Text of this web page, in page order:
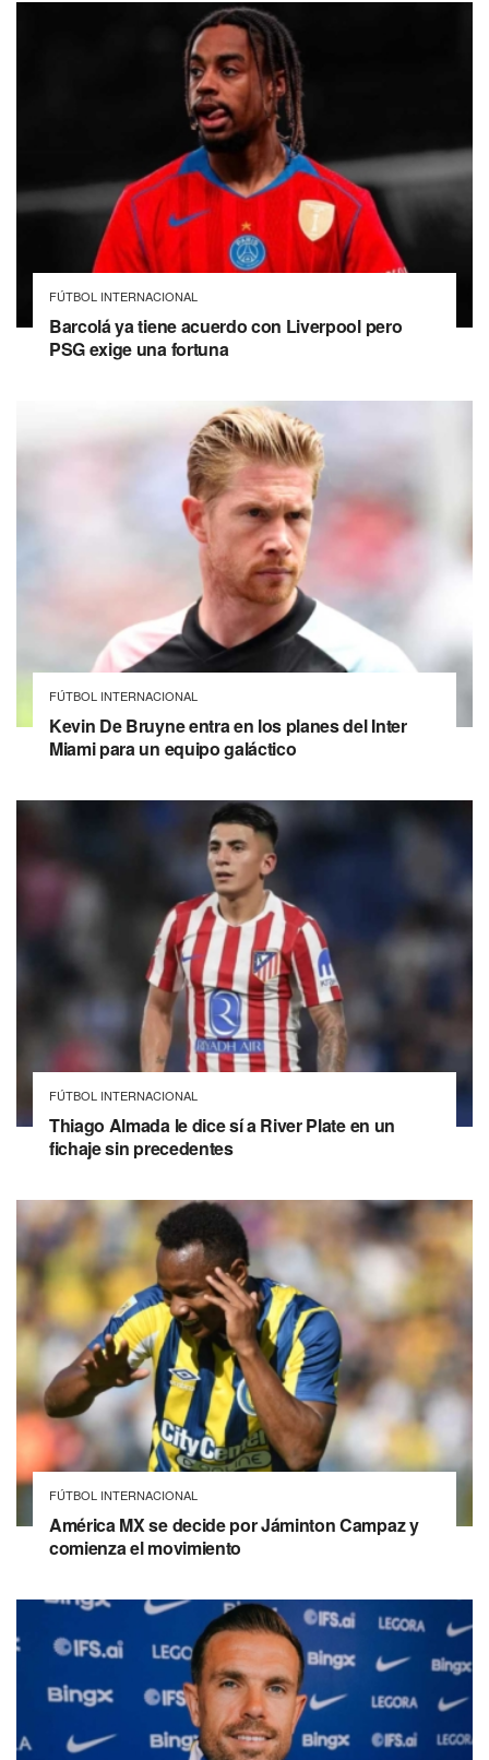
FÚTBOL INTERNACIONAL
Barcolá ya tiene acuerdo con Liverpool pero
PSG exige una fortuna
FÚTBOL INTERNACIONAL
Kevin De Bruyne entra en los planes del Inter
Miami para un equipo galáctico
FÚTBOL INTERNACIONAL
Thiago Almada le dice sí a River Plate en un
fichaje sin precedentes
FÚTBOL INTERNACIONAL
América MX se decide por Jáminton Campaz y
comienza el movimiento